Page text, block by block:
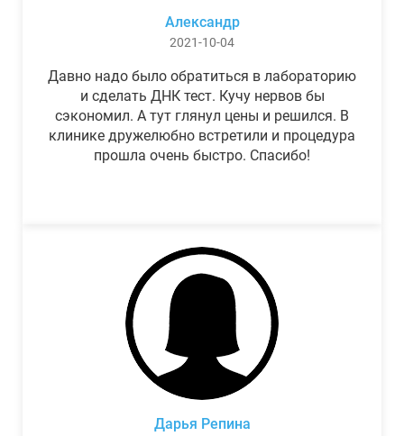
Александр
2021-10-04
Давно надо было обратиться в лабораторию
и сделать ДНК тест. Кучу нервов бы
сэкономил. А тут глянул цены и решился. В
клинике дружелюбно встретили и процедура
прошла очень быстро. Спасибо!
Дарья Репина